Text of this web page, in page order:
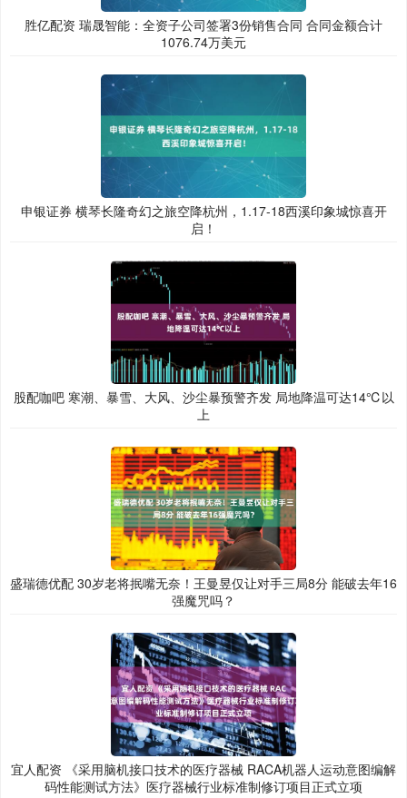
胜亿配资 瑞晟智能：全资子公司签署3份销售合同 合同金额合计
1076.74万美元
申银证券 横琴长隆奇幻之旅空降杭州，1.17-18西溪印象城惊喜开
启！
股配咖吧 寒潮、暴雪、大风、沙尘暴预警齐发 局地降温可达14℃以
上
盛瑞德优配 30岁老将抿嘴无奈！王曼昱仅让对手三局8分 能破去年16
强魔咒吗？
宜人配资 《采用脑机接口技术的医疗器械 RACA机器人运动意图编解
码性能测试方法》医疗器械行业标准制修订项目正式立项